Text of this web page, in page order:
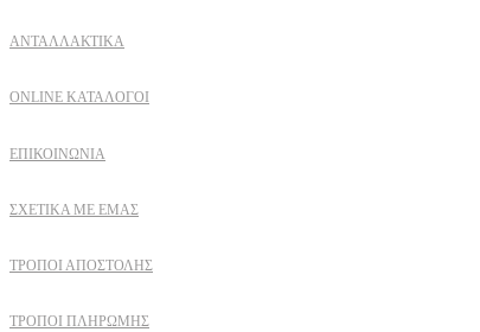
ΑΝΤΑΛΛΑΚΤΙΚΑ
ONLINE ΚΑΤΑΛΟΓΟΙ
ΕΠΙΚΟΙΝΩΝΙΑ
ΣΧΕΤΙΚΆ ΜΕ ΕΜΆΣ
ΤΡΌΠΟΙ ΑΠΟΣΤΟΛΉΣ
ΤΡΌΠΟΙ ΠΛΗΡΩΜΉΣ